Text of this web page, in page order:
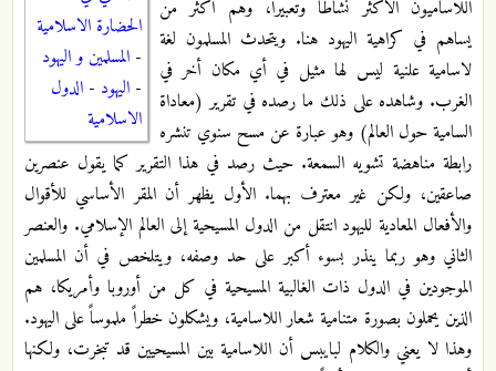
الحضارة الاسلامية
- المسلمين و اليهود
- اليهود - الدول
الاسلامية
اللاساميون الأكثر نشاطا وتعبيراً، وهم أكثر من
يساهم في كراهية اليهود هنا. ويتحدث المسلمون لغة
لاسامية علنية ليس لها مثيل في أي مكان أخر في
الغرب. وشاهده على ذلك ما رصده في تقرير (معاداة
السامية حول العالم) وهو عبارة عن مسح سنوي تنشره
رابطة مناهضة تشويه السمعة. حيث رصد في هذا التقرير كما يقول عنصرين
صاعقين، ولكن غير معترف بهما. الأول يظهر أن المقر الأساسي للأقوال
والأفعال المعادية لليهود انتقل من الدول المسيحية إلى العالم الإسلامي. والعنصر
الثاني وهو ربما ينذر بسوء أكبر على حد وصفه، ويتلخص في أن المسلمين
الموجودين في الدول ذات الغالبية المسيحية في كل من أوروبا وأمريكا، هم
الذين يحملون بصورة متنامية شعار اللاسامية، ويشكلون خطراً ملموساً على اليهود.
وهذا لا يعني والكلام لبايبس أن اللاسامية بين المسيحيين قد تبخرت، ولكنها